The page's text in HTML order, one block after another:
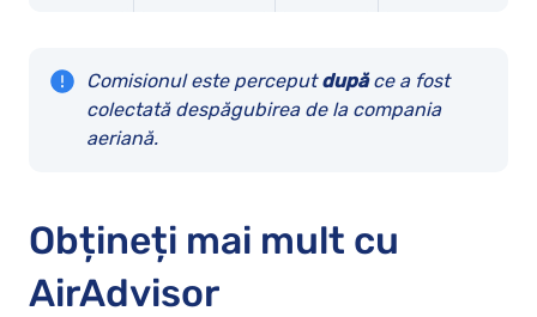
Comisionul este perceputdupăce a fost
colectată despăgubirea de la compania
aeriană.
Obțineți mai mult cu
AirAdvisor